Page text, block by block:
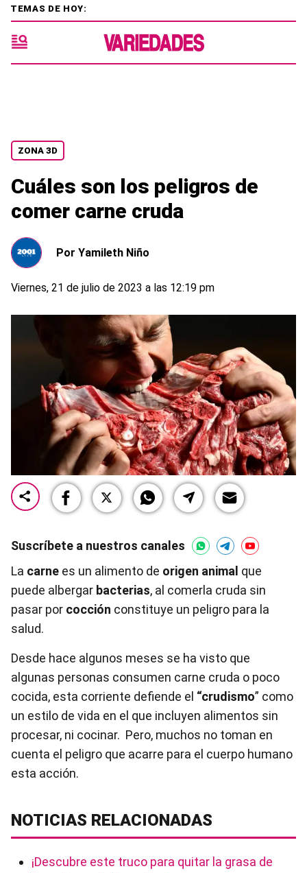
ZONA 3D
Cuáles son los peligros de
comer carne cruda
Por Yamileth Niño
Viernes, 21 de julio de 2023 a las 12:19 pm
Suscríbete a nuestros canales
La carne es un alimento de origen animal que
puede albergar bacterias, al comerla cruda sin
pasar por cocción constituye un peligro para la
salud.
Desde hace algunos meses se ha visto que
algunas personas consumen carne cruda o poco
cocida, esta corriente defiende el “crudismo” como
un estilo de vida en el que incluyen alimentos sin
procesar, ni cocinar. Pero, muchos no toman en
cuenta el peligro que acarre para el cuerpo humano
esta acción.
NOTICIAS RELACIONADAS
¡Descubre este truco para quitar la grasa de
TEMAS DE HOY: